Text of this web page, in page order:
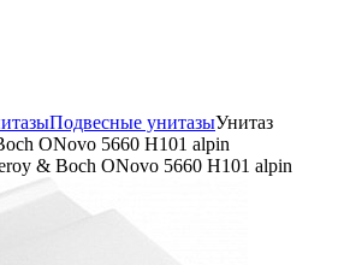
Подвесные унитазыУнитаз
ONovo 5660 H101 alpin
& Boch ONovo 5660 H101 alpin